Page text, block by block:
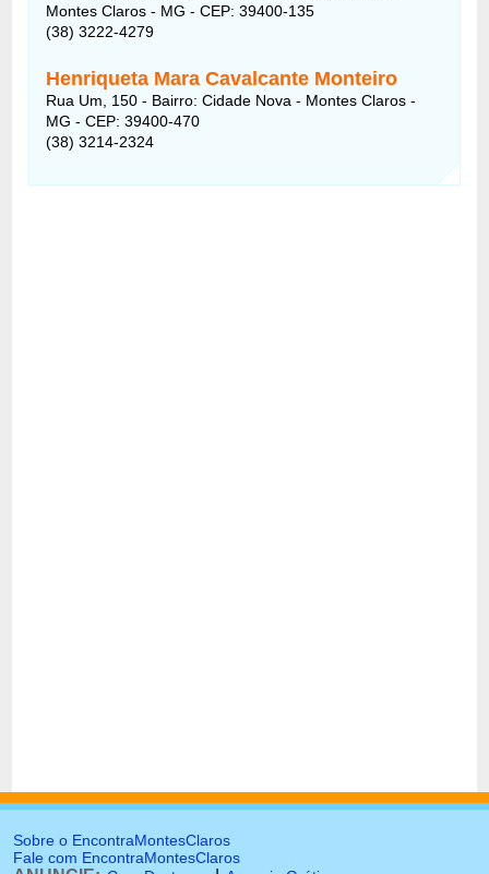
Montes Claros - MG - CEP: 39400-135
(38) 3222-4279
Henriqueta Mara Cavalcante Monteiro
Rua Um, 150 - Bairro: Cidade Nova - Montes Claros -
MG - CEP: 39400-470
(38) 3214-2324
Sobre o EncontraMontesClaros
Fale com EncontraMontesClaros